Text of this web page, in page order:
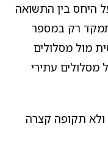
היחס בין התשואה
רק במספר
מול מסלולים
מסלולים עתירי
ולא תקופה קצרה